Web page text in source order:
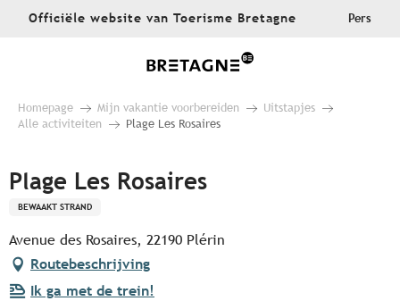
AllerOfficiële website van Toerisme Bretagne Pers
Homepage Mijn vakantie voorbereiden
Uitstapjes
Alle activiteiten
Plage Les Rosaires
Plage Les Rosaires
BEWAAKT STRAND
Avenue des Rosaires, 22190 Plérin
Routebeschrijving
Ik ga met de trein!